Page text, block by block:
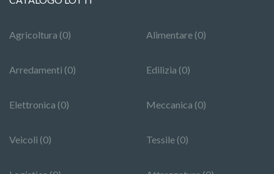
Agricoltura (0) Alimentare (0)
Arredamenti (0) Edilizia (0)
Elettronica (0) Meccanica (0)
Veicoli (0) Tessile (0)